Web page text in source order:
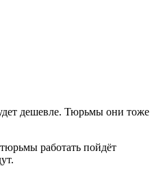
дешевле. Тюрьмы они тоже
работать пойдёт